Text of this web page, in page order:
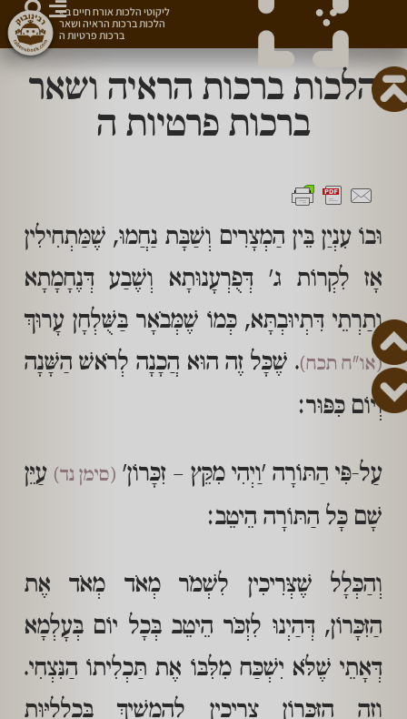
הלכות ברכות הראיה ושאר
ברכות פרטיות ה
וּבוֹ עִנְיַן בֵּין הַמְצָרִים וְשַׁבָּת נַחֲמוּ, שֶׁמַּתְחִילִין
אָז לִקְרוֹת ג' דְּפֻרְעָנוּתָא וְשֶׁבַע דְּנֶחָמָתָא
וְתַרְתֵי דִּתְיוּבְתָּא, כְּמוֹ שֶׁמְּבֹאָר בַּשֻּׁלְחָן עָרוּךְ
(או"ח תכח). שֶׁכָּל זֶה הוּא הֲכָנָה לְרֹאשׁ הַשָּׁנָה
וְיוֹם כִּפּוּר:
עַל-פִּי הַתּוֹרָה 'וַיְהִי מִקֵּץ – זִכָּרוֹן' (סימן נד) עַיֵּן
שָׁם כָּל הַתּוֹרָה הֵיטֵב:
וְהַכְּלָל שֶׁצְּרִיכִין לִשְׁמֹר מְאֹד מְאֹד אֶת
הַזִּכָּרוֹן, דְּהַיְנוּ לִזְכֹּר הֵיטֵב בְּכָל יוֹם בְּעָלְמָא
דְּאָתֵי שֶׁלֹּא יִשְׁכַּח מִלִּבּוֹ אֶת תַּכְלִיתוֹ הַנִּצְחִי.
וְזֶה הַזִּכָּרוֹן צְרִיכִין לְהַמְשִׁיךְ בִּכְלָלִיּוּת
ליקוטי הלכות אורח חיים ב»
הלכות ברכות הראיה ושאר
ברכות פרטיות ה